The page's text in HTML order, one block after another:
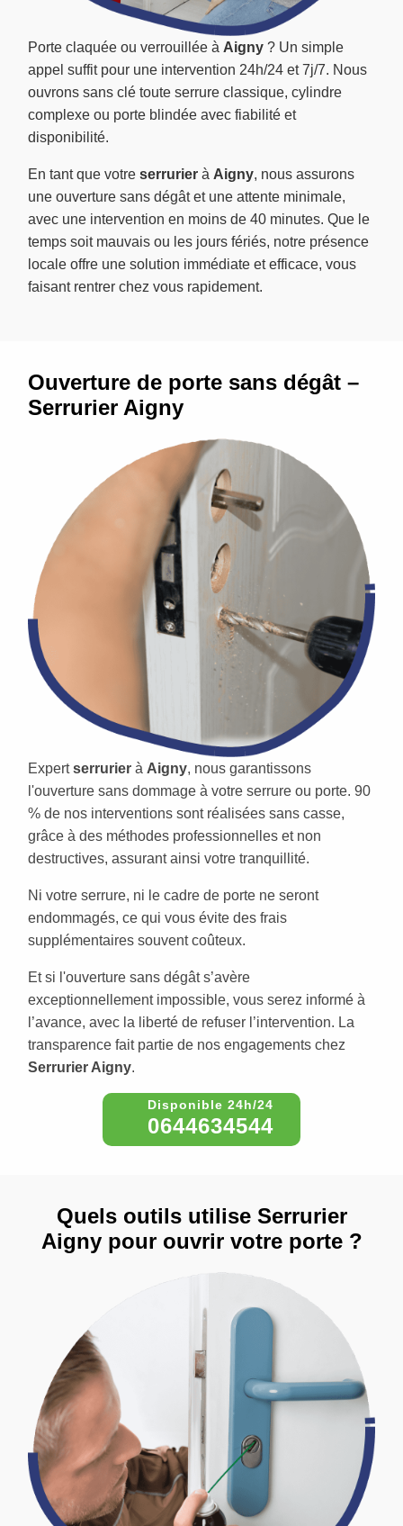
Porte claquée ou verrouillée à Aigny ? Un simple
appel suffit pour une intervention 24h/24 et 7j/7. Nous
ouvrons sans clé toute serrure classique, cylindre
complexe ou porte blindée avec fiabilité et
disponibilité.
En tant que votre serrurier à Aigny, nous assurons
une ouverture sans dégât et une attente minimale,
avec une intervention en moins de 40 minutes. Que le
temps soit mauvais ou les jours fériés, notre présence
locale offre une solution immédiate et efficace, vous
faisant rentrer chez vous rapidement.
Ouverture de porte sans dégât –
Serrurier Aigny
Expertserrurier à Aigny, nous garantissons
l'ouverture sans dommage à votre serrure ou porte. 90
% de nos interventions sont réalisées sans casse,
grâce à des méthodes professionnelles et non
destructives, assurant ainsi votre tranquillité.
Ni votre serrure, ni le cadre de porte ne seront
endommagés, ce qui vous évite des frais
supplémentaires souvent coûteux.
Et si l'ouverture sans dégât s’avère
exceptionnellement impossible, vous serez informé à
l’avance, avec la liberté de refuser l’intervention. La
transparence fait partie de nos engagements chez
Serrurier Aigny.
0644634544
Quels outils utilise Serrurier
Aigny pour ouvrir votre porte ?